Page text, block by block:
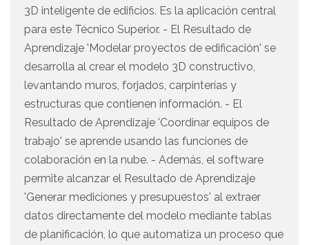
3D inteligente de edificios. Es la aplicación central
para este Técnico Superior. - El Resultado de
Aprendizaje 'Modelar proyectos de edificación' se
desarrolla al crear el modelo 3D constructivo,
levantando muros, forjados, carpinterías y
estructuras que contienen información. - El
Resultado de Aprendizaje 'Coordinar equipos de
trabajo' se aprende usando las funciones de
colaboración en la nube. - Además, el software
permite alcanzar el Resultado de Aprendizaje
'Generar mediciones y presupuestos' al extraer
datos directamente del modelo mediante tablas
de planificación, lo que automatiza un proceso que